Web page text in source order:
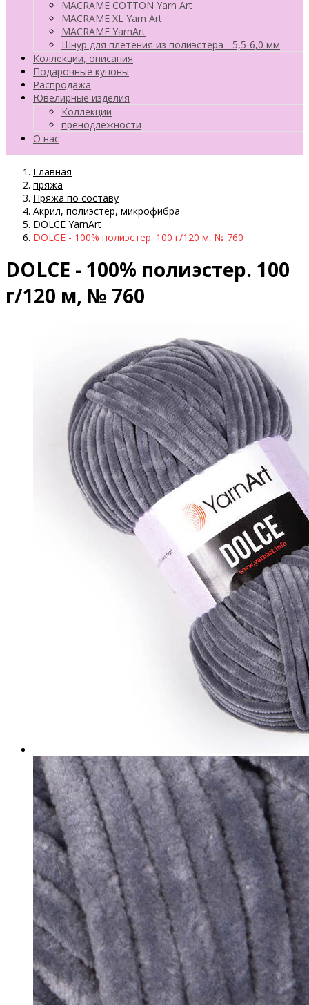
MACRAME COTTON Yarn Art
MACRAME XL Yarn Art
MACRAME YarnArt
Шнур для плетения из полиэстера - 5,5-6,0 мм
Коллекции, описания
Подарочные купоны
Распродажа
Ювелирные изделия
Коллекции
пренодлежности
О нас
Главная
пряжа
Пряжа по составу
Акрил, полиэстер, микрофибра
DOLCE YarnArt
DOLCE - 100% полиэстер. 100 г/120 м, № 760
DOLCE - 100% полиэстер. 100
г/120 м, № 760